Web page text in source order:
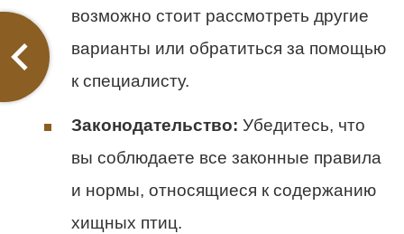
возможно стоит рассмотреть другие
варианты или обратиться за помощью
к специалисту.
Законодательство: Убедитесь, что
вы соблюдаете все законные правила
и нормы, относящиеся к содержанию
хищных птиц.